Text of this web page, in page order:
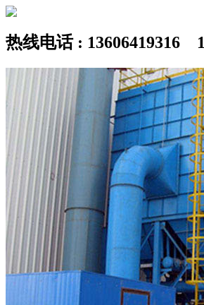
热线电话 : 13606419316